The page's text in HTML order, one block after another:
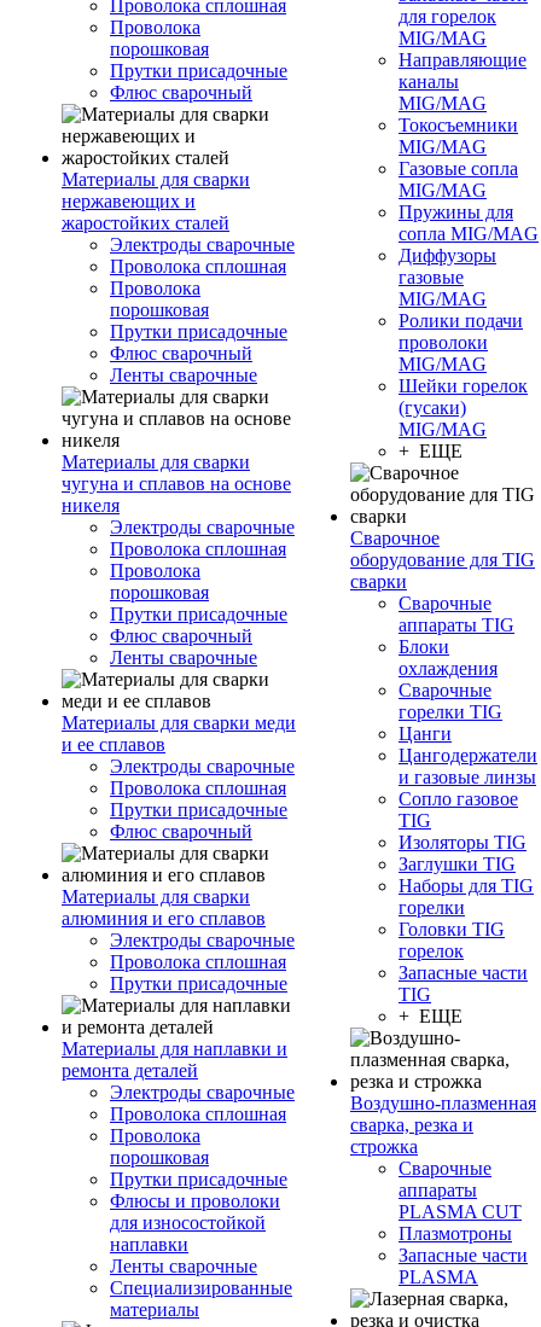
Проволока сплошная
Проволока
порошковая
Прутки присадочные
Флюс сварочный
Материалы для сварки
нержавеющих и
жаростойких сталей
Электроды сварочные
Проволока сплошная
Проволока
порошковая
Прутки присадочные
Флюс сварочный
Ленты сварочные
Материалы для сварки
чугуна и сплавов на основе
никеля
Электроды сварочные
Проволока сплошная
Проволока
порошковая
Прутки присадочные
Флюс сварочный
Ленты сварочные
Материалы для сварки меди
и ее сплавов
Электроды сварочные
Проволока сплошная
Прутки присадочные
Флюс сварочный
Материалы для сварки
алюминия и его сплавов
Электроды сварочные
Проволока сплошная
Прутки присадочные
Материалы для наплавки и
ремонта деталей
Электроды сварочные
Проволока сплошная
Проволока
порошковая
Прутки присадочные
Флюсы и проволоки
для износостойкой
наплавки
Ленты сварочные
Специализированные
материалы
для горелок
MIG/MAG
Направляющие
каналы
MIG/MAG
Токосъемники
MIG/MAG
Газовые сопла
MIG/MAG
Пружины для
сопла MIG/MAG
Диффузоры
газовые
MIG/MAG
Ролики подачи
проволоки
MIG/MAG
Шейки горелок
(гусаки)
MIG/MAG
+ ЕЩЕ
Сварочное
оборудование для TIG
сварки
Сварочные
аппараты TIG
Блоки
охлаждения
Сварочные
горелки TIG
Цанги
Цангодержатели
и газовые линзы
Сопло газовое
TIG
Изоляторы TIG
Заглушки TIG
Наборы для TIG
горелки
Головки TIG
горелок
Запасные части
TIG
+ ЕЩЕ
Воздушно-плазменная
сварка, резка и
строжка
Сварочные
аппараты
PLASMA CUT
Плазмотроны
Запасные части
PLASMA